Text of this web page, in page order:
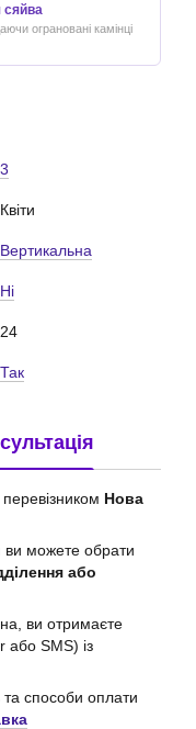
сяйва
ограновані камінці
3
Квіти
Вертикальна
Ні
24
Так
Нова
можете обрати
або
ви отримаєте
або SMS) із
та способи оплати